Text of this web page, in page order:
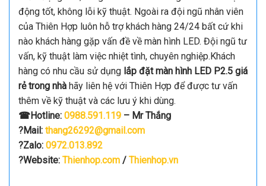
chuyênlắp đặt màn hình LED P2.5 full màu trong
nhàvới chất lượng và uy tín hàng đầu hiện nay. Đến với
Thiên Hợp khách hàng có thể hoàn toàn yên tâm về thời
gian lắp đặt màn hình LED nhanh chóng, bàn giao màn
hình đúng thời gian mà khách hàng yêu cầu.
Thiên Hợp cam kết với khách hàng sản phẩm luôn đạt
chất lượng cao; khi giao cho khách hàng màn hình hoạt
động tốt, không lỗi kỹ thuật. Ngoài ra đội ngũ nhân viên
của Thiên Hợp luôn hỗ trợ khách hàng 24/24 bất cứ khi
nào khách hàng gặp vấn đề về màn hình LED. Đội ngũ tư
vấn, kỹ thuật làm việc nhiệt tình, chuyên nghiệp.Khách